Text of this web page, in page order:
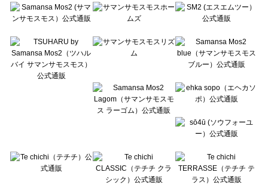
Te chichi（テチチ）の一覧
Te chichi CLASSIC（テチチ クラシック）の一覧
Lugnoncure（ルノンキュール）の一覧
BETTY'S BLUE（べティーズブルー）の一覧
Wpc.（ワールドパーティー）の一覧